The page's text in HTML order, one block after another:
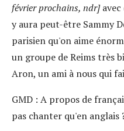
février prochains, ndr]
y aura peut-être Sammy
parisien qu'on aime
un groupe de Reims très
Aron, un ami à nous qui
GMD : A propos de
pas chanter qu'en anglais